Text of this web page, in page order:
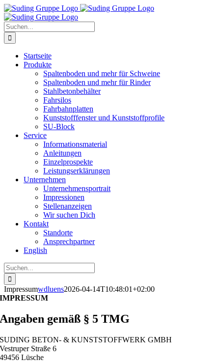
Zum
Inhalt
springen
Suche
nach:
Startseite
Produkte
Spaltenboden und mehr für Schweine
Spaltenboden und mehr für Rinder
Stahlbetonbehälter
Fahrsilos
Fahrbahnplatten
Kunststofffenster und Kunststoffprofile
SU-Block
Service
Informationsmaterial
Anleitungen
Einzelprospekte
Leistungserklärungen
Unternehmen
Unternehmensportrait
Impressionen
Stellenanzeigen
Wir suchen Dich
Kontakt
Standorte
Ansprechpartner
English
Suche
nach:
Impressumwdluens2026-04-14T10:48:01+02:00
IMPRESSUM
Angaben gemäß § 5 TMG
SUDING BETON- & KUNSTSTOFFWERK GMBH
Vestruper Straße 6
49456 Lüsche